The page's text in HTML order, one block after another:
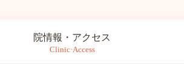
院情報・アクセス
Clinic·Access